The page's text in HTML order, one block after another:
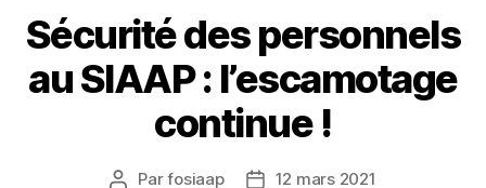
Sécurité des personnels
au SIAAP : l’escamotage
continue !
Auteur
Parfosiaap
Date12 mars 2021